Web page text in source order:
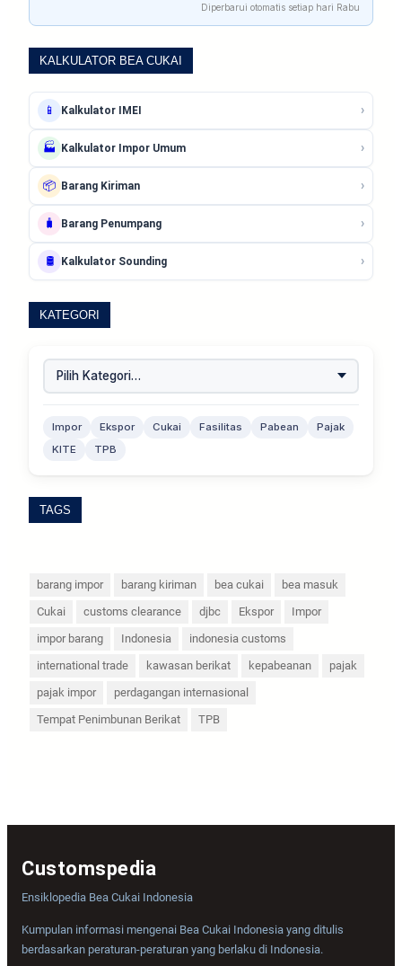
Diperbarui otomatis setiap hari Rabu
KALKULATOR BEA CUKAI
📱 Kalkulator IMEI ›
🏭 Kalkulator Impor Umum ›
📦 Barang Kiriman ›
🧳 Barang Penumpang ›
🛢️ Kalkulator Sounding ›
KATEGORI
Impor Ekspor Cukai Fasilitas Pabean
Pajak
KITE
TPB
TAGS
barang impor barang kiriman bea cukai
bea masuk
Cukai
customs clearance djbc Ekspor
Impor
impor barang
Indonesia
indonesia customs
international trade
kawasan berikat kepabeanan
pajak
pajak impor
perdagangan internasional
Tempat Penimbunan Berikat
TPB
Customspedia
Ensiklopedia Bea Cukai Indonesia
Kumpulan informasi mengenai Bea Cukai Indonesia yang ditulis
berdasarkan peraturan-peraturan yang berlaku di Indonesia.